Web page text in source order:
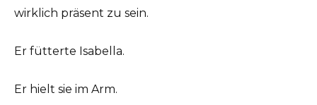
wirklich präsent zu sein.
Er fütterte Isabella.
Er hielt sie im Arm.